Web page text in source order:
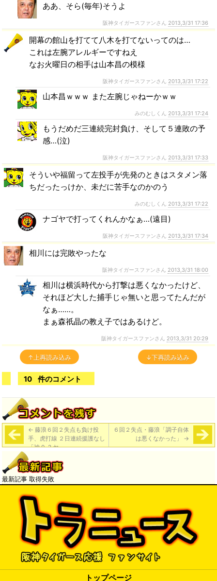
ああ、そら(毎年)そうよ
阪神タイガースファンさん 2013,3/31 17:36
開幕の館山を打てて八木を打てないってのは…
これは左腕アレルギーですねえ
なお火曜日の相手は山本昌の模様
阪神タイガースファンさん 2013,3/31 17:22
山本昌ｗｗｗ また左腕じゃねーかｗｗ
みのむしくん 2013,3/31 17:24
もうだめだ三連続完封負け、そして５連敗の予
感…(泣)
阪神タイガースファンさん 2013,3/31 17:33
そういや福留って左投手が先発のときはスタメン落
ちだったっけか、未だに苦手なのかのう
みのむしくん 2013,3/31 17:22
ナゴヤで打ってくれんかなぁ…(遠目)
阪神タイガースファンさん 2013,3/31 17:34
相川には完敗やったな
阪神タイガースファンさん 2013,3/31 18:00
相川は横浜時代から打撃は悪くなかったけど、
それほど大した捕手じゃ無いと思ってたんだが
なぁ……。
まぁ森祇晶の教え子ではあるけど。
阪神タイガースファンさん 2013,3/31 20:29
↑上再読み込み ↓下再読み込み
10 件のコメント
← 藤浪６回２失点も負け投
手、虎打線 ２日連続援護なし
「神 0-2 ヤ」
６回２失点・藤浪「調子自体
は悪くなかった」 →
最新記事 取得失敗
トップページ